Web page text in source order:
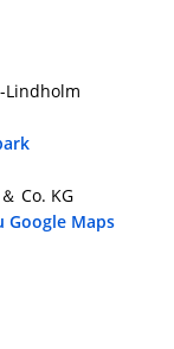
Lindholm
Co. KG
Google Maps